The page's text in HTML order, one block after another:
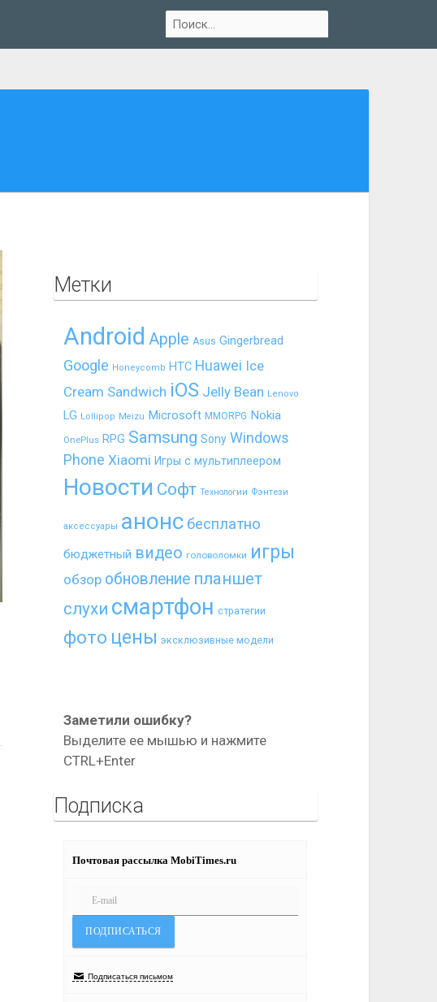
Метки
Android Apple Asus Gingerbread
Google Honeycomb HTC Huawei Ice
Cream Sandwich iOS Jelly Bean Lenovo
LG Lollipop Meizu Microsoft MMORPG Nokia
OnePlus RPG Samsung Sony Windows
Phone Xiaomi Игры с мультиплеером
Новости Софт Технологии Фэнтези
аксессуары анонс бесплатно
бюджетный видео головоломки игры
обзор обновление планшет
слухи смартфон стратегии
фото цены эксклюзивные модели
Заметили ошибку?
Выделите ее мышью и нажмите
CTRL+Enter
Подписка
Почтовая рассылка MobiTimes.ru
Подписаться письмом